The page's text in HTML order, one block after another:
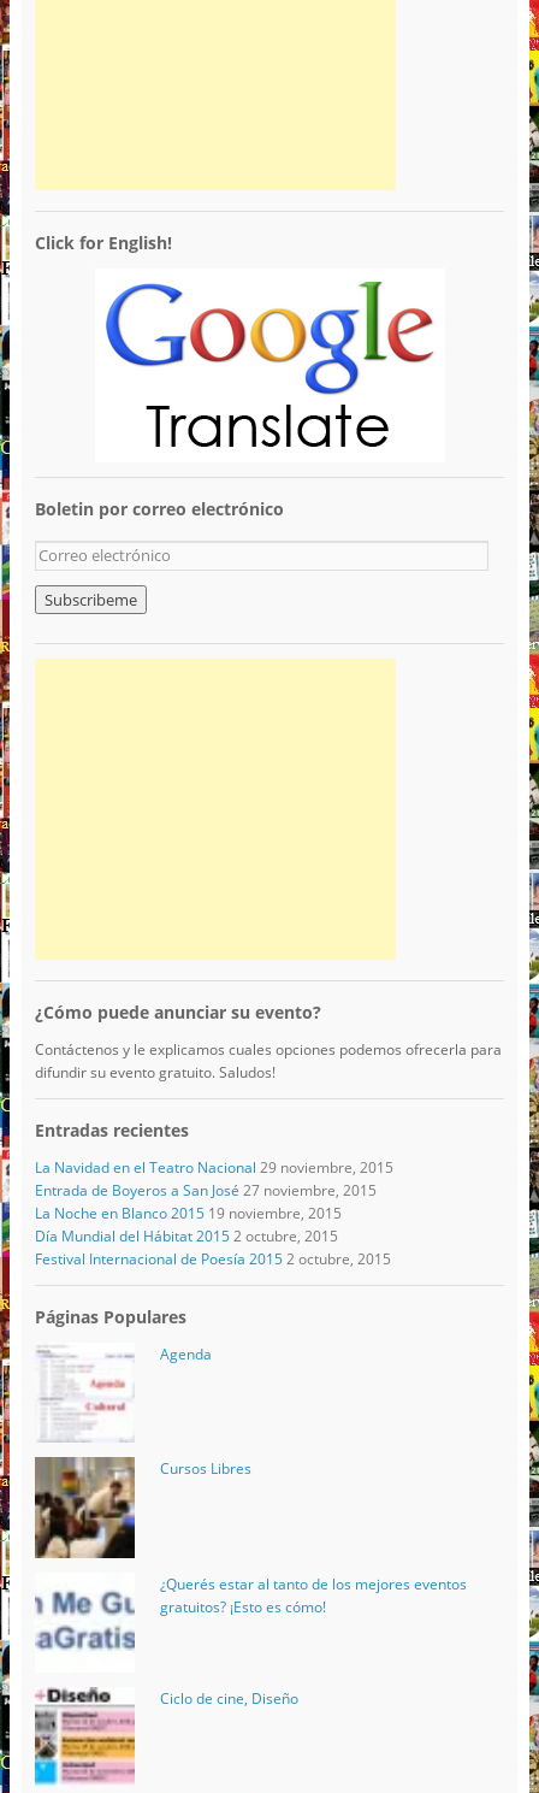
Click for English!
Boletin por correo electrónico
¿Cómo puede anunciar su evento?
Contáctenos y le explicamos cuales opciones podemos ofrecerla para
difundir su evento gratuito. Saludos!
Entradas recientes
La Navidad en el Teatro Nacional 29 noviembre, 2015
Entrada de Boyeros a San José 27 noviembre, 2015
La Noche en Blanco 2015 19 noviembre, 2015
Día Mundial del Hábitat 2015 2 octubre, 2015
Festival Internacional de Poesía 2015 2 octubre, 2015
Páginas Populares
Agenda
Cursos Libres
¿Querés estar al tanto de los mejores eventos
gratuitos? ¡Esto es cómo!
Ciclo de cine, Diseño